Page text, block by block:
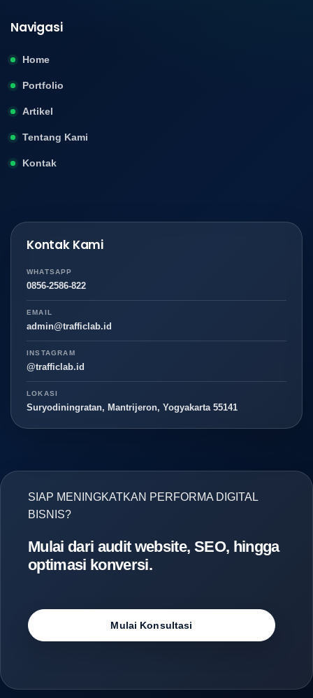
Navigasi
Home
Portfolio
Artikel
Tentang Kami
Kontak
Kontak Kami
WHATSAPP
0856-2586-822
EMAIL
admin@trafficlab.id
INSTAGRAM
@trafficlab.id
LOKASI
Suryodiningratan, Mantrijeron, Yogyakarta 55141
SIAP MENINGKATKAN PERFORMA DIGITAL
BISNIS?
Mulai dari audit website, SEO, hingga
optimasi konversi.
Mulai Konsultasi